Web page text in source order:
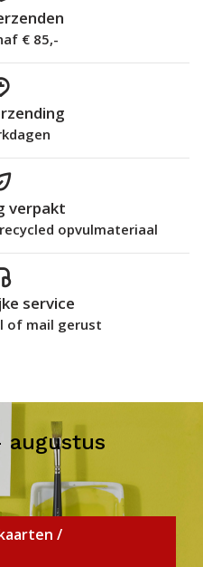
€ 85,-
verpakt
opvulmateriaal
service
of mail gerust
/